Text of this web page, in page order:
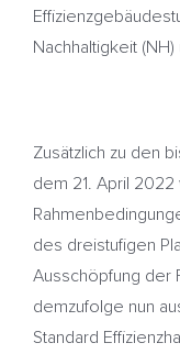
Nachhaltigkeit
Zusätzlich zu den
dem 21. April
des dreistufigen
Ausschöpfung der
demzufolge nun
Standard